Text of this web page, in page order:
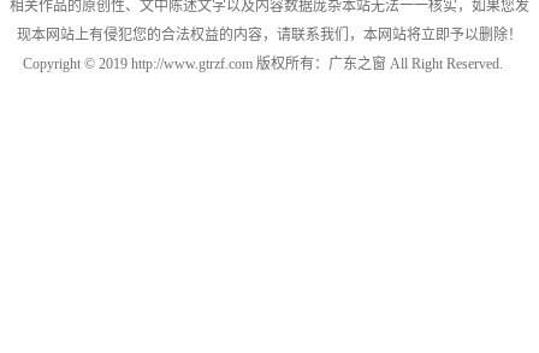
相关作品的原创性、文中陈述文字以及内容数据庞杂本站无法一一核实，如果您发
现本网站上有侵犯您的合法权益的内容，请联系我们，本网站将立即予以删除！
Copyright © 2019 http://www.gtrzf.com 版权所有：广东之窗 All Right Reserved.